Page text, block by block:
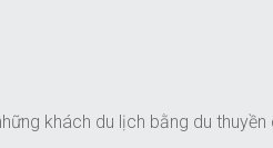
khách du lịch bằng du